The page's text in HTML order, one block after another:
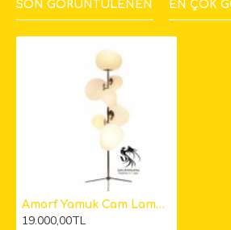
SON GÖRÜNTÜLENEN EN ÇOK
Amorf Yamuk Cam Lambader
19.000,00TL